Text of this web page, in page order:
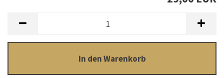
In den Warenkorb